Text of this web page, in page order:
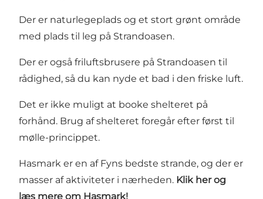
Der er naturlegeplads og et stort grønt område
med plads til leg på Strandoasen.
Der er også friluftsbrusere på Strandoasen til
rådighed, så du kan nyde et bad i den friske luft.
Det er ikke muligt at booke shelteret på
forhånd. Brug af shelteret foregår efter først til
mølle-princippet.
Hasmark er en af Fyns bedste strande, og der er
masser af aktiviteter i nærheden. Klik her og
læs mere om Hasmark!